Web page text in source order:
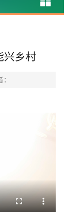
兴乡村